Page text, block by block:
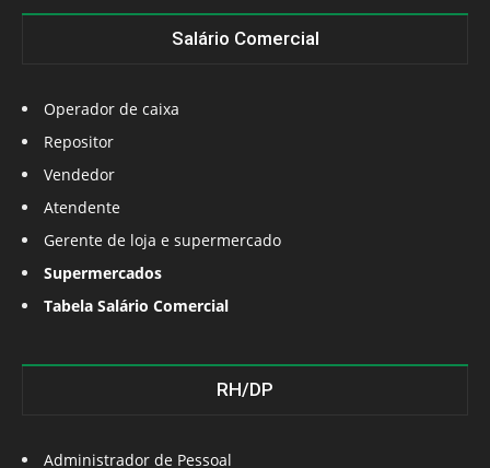
Salário Comercial
Operador de caixa
Repositor
Vendedor
Atendente
Gerente de loja e supermercado
Supermercados
Tabela Salário Comercial
RH/DP
Administrador de Pessoal